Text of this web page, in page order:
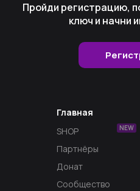
Пройди регистрацию,
ключ и начни
Главная
SHOP
NEW
Партнёры
Донат
Сообщество